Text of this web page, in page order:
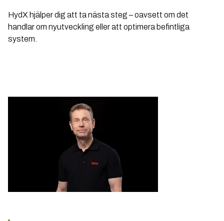
HydX hjälper dig att ta nästa steg – oavsett om det
handlar om nyutveckling eller att optimera befintliga
system.